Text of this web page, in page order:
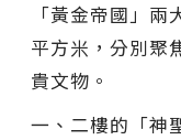
「黃金帝國」
平方米，分別聚
貴文物。
一、二樓的「神